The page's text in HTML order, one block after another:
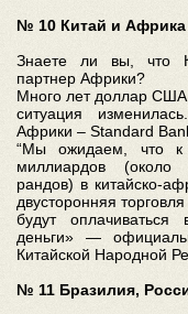
№ 10 Китай и Африка
Знаете ли вы, что
партнер Африки?
Много лет доллар
ситуация
Африки – Standard
“Мы ожидаем, что
миллиардов (около
рандов) в китайско-
двусторонняя
будут
деньги» —
Китайской Народной
№ 11 Бразилия,